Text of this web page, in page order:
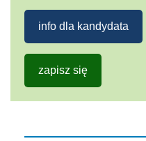
info dla kandydata
zapisz się